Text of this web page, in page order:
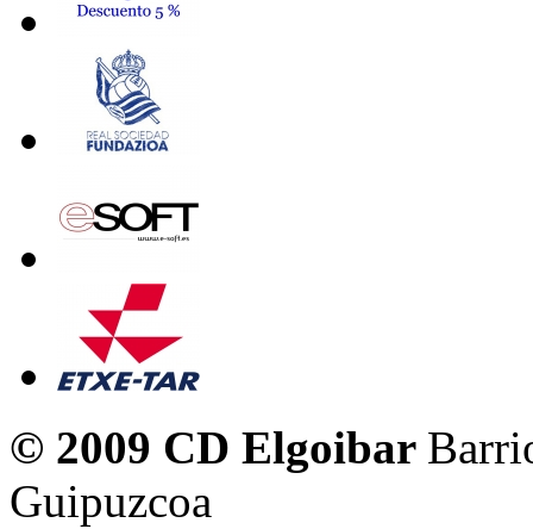
© 2009 CD Elgoibar
Guipuzcoa